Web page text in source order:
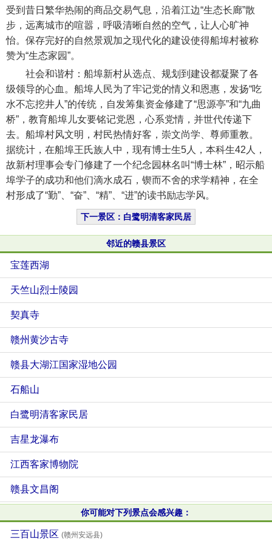
受到昔日繁华热闹的商品交易气息，沿着江边“生态长廊”散
步，远离城市的喧嚣，呼吸清晰自然的空气，让人心旷神
怡。保存完好的自然景观加之现代化的建设使得船埠村被称
赞为“生态家园”。
社会和谐村：船埠新村从选点、规划到建设都凝聚了各
级领导的心血。船埠人民为了牢记党的情义和恩惠，发扬“吃
水不忘挖井人”的传统，自发筹集资金修建了“思源亭”和“九曲
桥”，教育船埠儿女要铭记党恩，心系党情，并世代传递下
去。船埠村风文明，村民热情好客，崇文尚学、尊师重教。
据统计，在船埠王氏族人中，现有博士生5人，本科生42人，
故新村理事会专门修建了一个纪念园林名叫“博士林”，昭示船
埠学子的成功和他们滴水成石，锲而不舍的求学精神，在全
村形成了“勤”、“奋”、“精”、“进”的读书励志学风。
下一景区：白鹭明清客家民居
邻近的赣县景区
宝莲西湖
天竺山烈士陵园
契真寺
赣州黄沙古寺
赣县大湖江国家湿地公园
石船山
白鹭明清客家民居
吉星龙瀑布
江西客家博物院
赣县文昌阁
你可能对下列景点会感兴趣：
三百山景区 (赣州安远县)